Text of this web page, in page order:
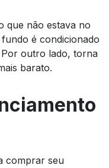
que não estava no
é condicionado
Por outro lado, torna
barato.
comprar seu